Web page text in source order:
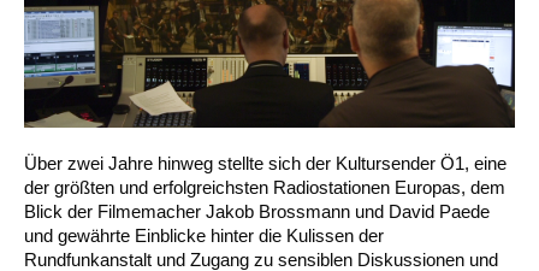
Über zwei Jahre hinweg stellte sich der Kultursender Ö1, eine
der größten und erfolgreichsten Radiostationen Europas, dem
Blick der Filmemacher Jakob Brossmann und David Paede
und gewährte Einblicke hinter die Kulissen der
Rundfunkanstalt und Zugang zu sensiblen Diskussionen und